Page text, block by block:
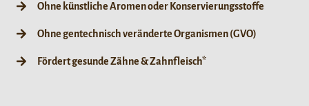
Ohne künstliche Aromen oder Konservierungsstoffe
Ohne gentechnisch veränderte Organismen (GVO)
Fördert gesunde Zähne & Zahnfleisch*